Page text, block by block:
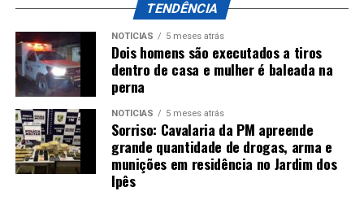
TENDÊNCIA
NOTÍCIAS 5 meses atrás
Dois homens são executados a tiros
dentro de casa e mulher é baleada na
perna
NOTÍCIAS 5 meses atrás
Sorriso: Cavalaria da PM apreende
grande quantidade de drogas, arma e
munições em residência no Jardim dos
Ipês